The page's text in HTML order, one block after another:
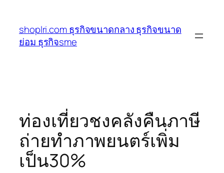
เนื้อหา
shoplri.com ธุรกิจขนาดกลาง ธุรกิจขนาด
ย่อม ธุรกิจsme
ท่องเที่ยวชงคลังคืนภาษี
ถ่ายทำภาพยนตร์เพิ่ม
เป็น30%